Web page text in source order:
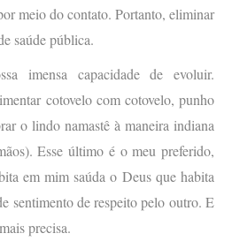
meio do contato. Portanto, eliminar
saúde pública.
imensa capacidade de evoluir.
cotovelo com cotovelo, punho
o lindo namastê à maneira indiana
Esse último é o meu preferido,
em mim saúda o Deus que habita
sentimento de respeito pelo outro. E
precisa.